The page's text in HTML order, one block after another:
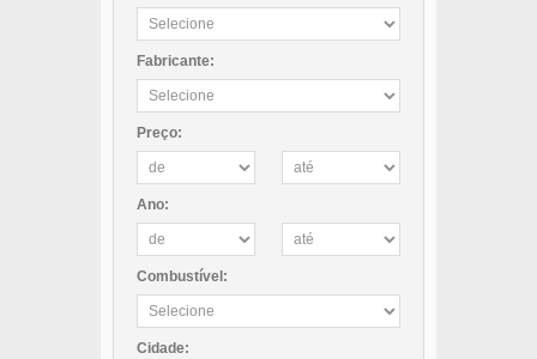
Fabricante:
Preço:
Ano:
Combustível:
Cidade: